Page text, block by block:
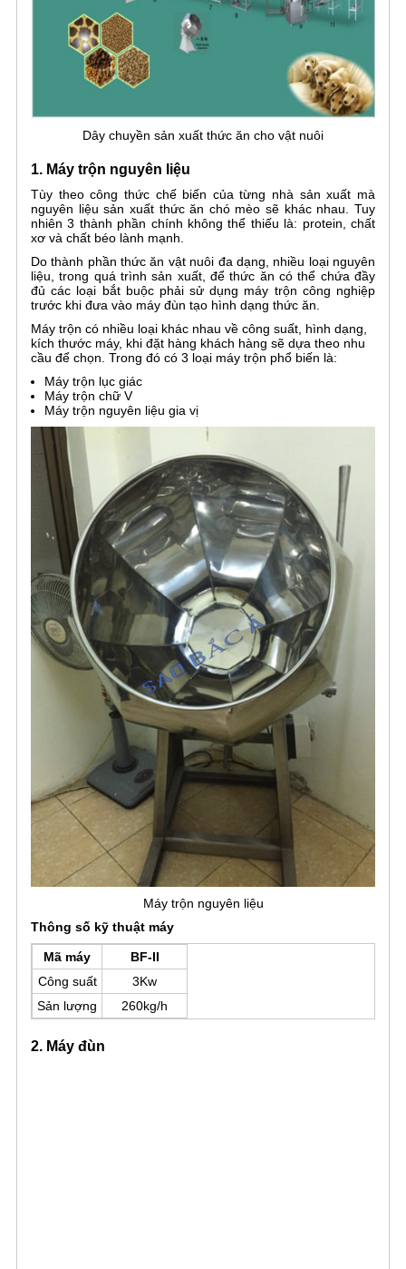
Dây chuyền sản xuất thức ăn cho vật nuôi
1. Máy trộn nguyên liệu
Tùy theo công thức chế biến của từng nhà sản xuất mà
nguyên liệu sản xuất thức ăn chó mèo sẽ khác nhau. Tuy
nhiên 3 thành phần chính không thể thiếu là: protein, chất
xơ và chất béo lành mạnh.
Do thành phần thức ăn vật nuôi đa dạng, nhiều loại nguyên
liệu, trong quá trình sản xuất, để thức ăn có thể chứa đầy
đủ các loại bắt buộc phải sử dụng máy trộn công nghiệp
trước khi đưa vào máy đùn tạo hình dạng thức ăn.
Máy trộn có nhiều loại khác nhau về công suất, hình dạng,
kích thước máy, khi đặt hàng khách hàng sẽ dựa theo nhu
cầu để chọn. Trong đó có 3 loại máy trộn phổ biến là:
Máy trộn lục giác
Máy trộn chữ V
Máy trộn nguyên liệu gia vị
Máy trộn nguyên liệu
Thông số kỹ thuật máy
Mã máy
BF-II
Công suất
3Kw
Sản lượng
260kg/h
2. Máy đùn